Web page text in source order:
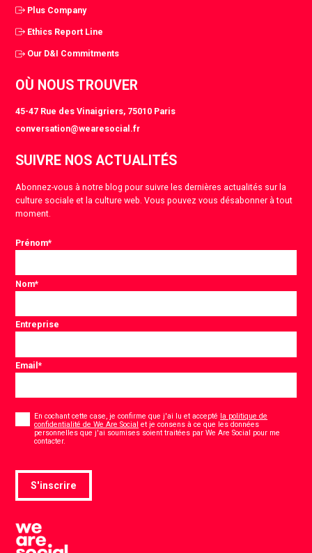
Plus Company
Ethics Report Line
Our D&I Commitments
OÙ NOUS TROUVER
45-47 Rue des Vinaigriers, 75010 Paris
conversation@wearesocial.fr
SUIVRE NOS ACTUALITÉS
Abonnez-vous à notre blog pour suivre les dernières actualités sur la
culture sociale et la culture web. Vous pouvez vous désabonner à tout
moment.
Prénom*
Nom*
Entreprise
Email*
En cochant cette case, je confirme que j'ai lu et accepté la politique de
confidentialité de We Are Social et je consens à ce que les données
personnelles que j'ai soumises soient traitées par We Are Social pour me
contacter.
S'inscrire